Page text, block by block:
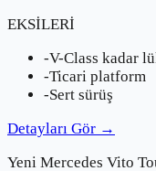
EKSİLERİ
-V-Class kadar
-Ticari platform
-Sert sürüş
Detayları Gör →
Yeni Mercedes Vito